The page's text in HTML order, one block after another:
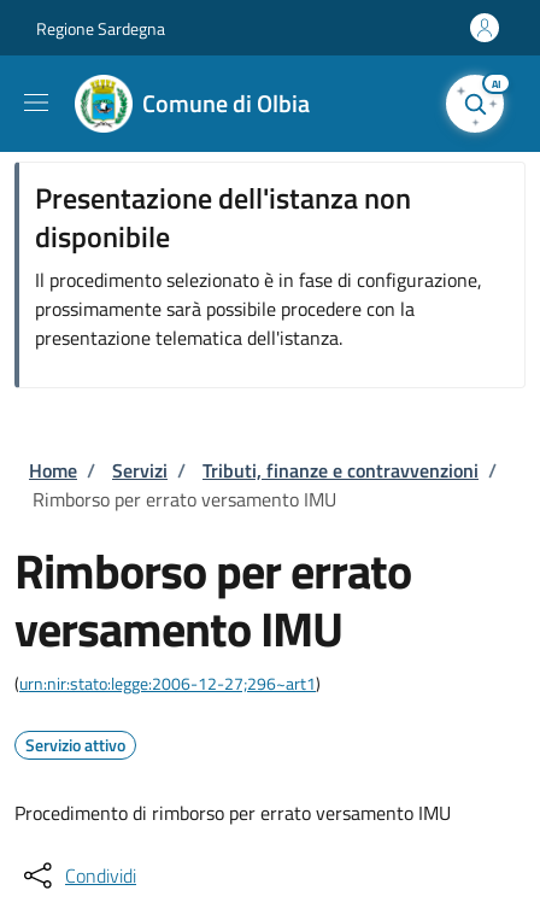
Regione Sardegna
Comune di Olbia
AI
Presentazione dell'istanza non
disponibile
Il procedimento selezionato è in fase di configurazione,
prossimamente sarà possibile procedere con la
presentazione telematica dell'istanza.
Briciole di pane
Home / Servizi / Tributi, finanze e contravvenzioni /
Rimborso per errato versamento IMU
Rimborso per errato
versamento IMU
(urn:nir:stato:legge:2006-12-27;296~art1)
Servizio attivo
Procedimento di rimborso per errato versamento IMU
Condividi